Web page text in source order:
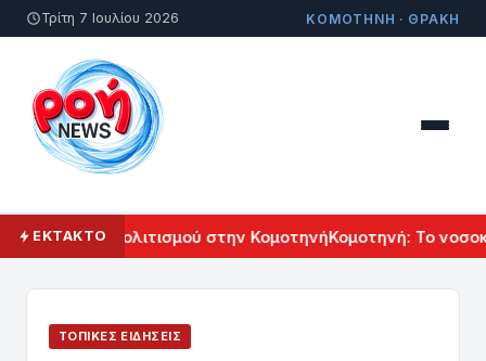
Τρίτη 7 Ιουλίου 2026 ΚΟΜΟΤΗΝΗ · ΘΡΑΚΗ
ΕΚΤΑΚΤΟ
Αρμενικού Πολιτισμού στην ΚομοτηνήΚομοτηνή: Το
ΤΟΠΙΚΈΣ ΕΙΔΉΣΕΙΣ